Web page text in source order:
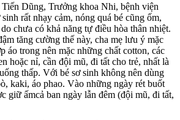
Dũng, Trưởng khoa Nhi, bệnh viện
rất nhạy cảm, nóng quá bé cũng ốm,
chưa có khả năng tự điều hòa thân nhiệt.
tăng cường thế này, cha mẹ lưu ý mặc
áo trong nên mặc những chất cotton, các
hoặc nỉ, cần đội mũ, đi tất cho trẻ, nhất là
thấp. Với bé sơ sinh không nên dùng
kaki, áo phao. Vào những ngày rét buốt
giữ ấmcả ban ngày lẫn đêm (đội mũ, đi tất,